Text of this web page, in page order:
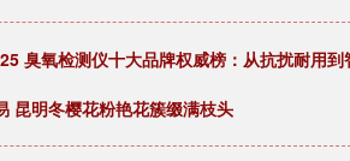
臭氧检测仪十大品牌权威榜：从抗扰耐用
昆明冬樱花粉艳花簇缀满枝头